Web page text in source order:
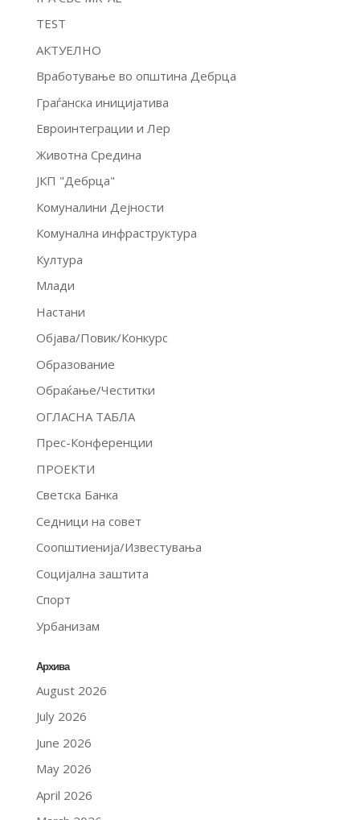
TEST
АКТУЕЛНО
Вработување во општина Дебрца
Граѓанска иницијатива
Евроинтеграции и Лер
Животна Средина
ЈКП "Дебрца"
Комуналини Дејности
Комунална инфраструктура
Култура
Млади
Настани
Објава/Повик/Конкурс
Образование
Обраќање/Честитки
ОГЛАСНА ТАБЛА
Прес-Конференции
ПРОЕКТИ
Светска Банка
Седници на совет
Соопштиенија/Известувања
Социјална заштита
Спорт
Урбанизам
Архива
August 2026
July 2026
June 2026
May 2026
April 2026